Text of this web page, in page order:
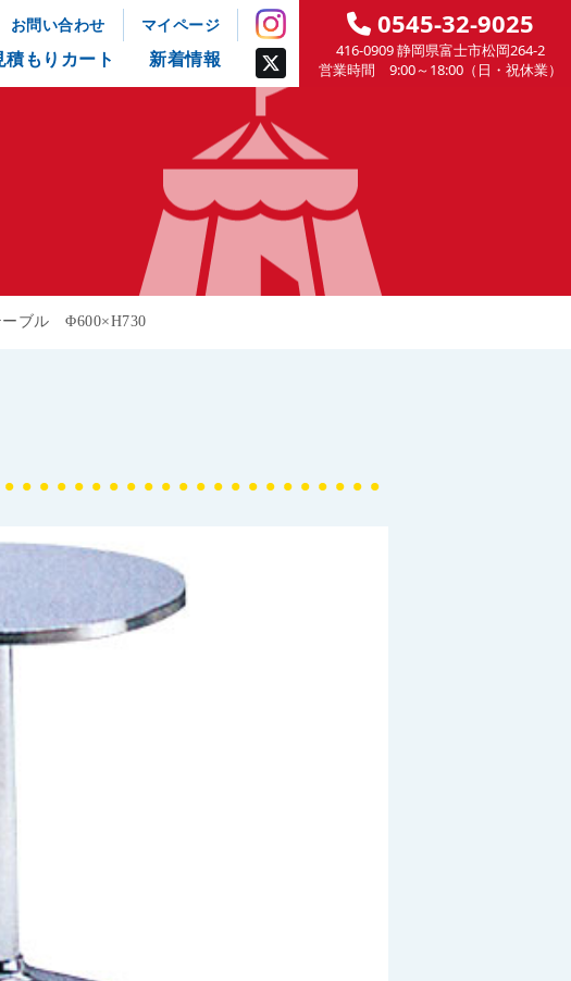
お問い合わせ マイページ
積もりカート 新着情報
0545-32-9025
416-0909 静岡県富士市松岡264-2
営業時間 9:00～18:00（日・祝休業）
ーブル Φ600×H730